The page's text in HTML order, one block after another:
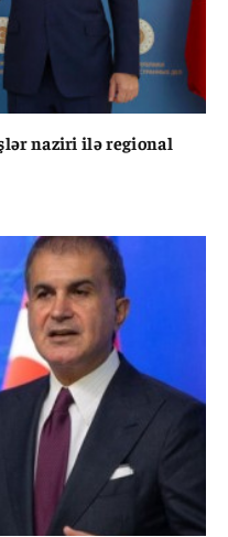
naziri ilə regional